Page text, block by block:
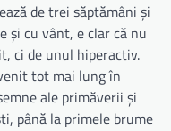
de trei săptămâni și
și cu vânt, e clar că nu
ci de unul hiperactiv.
tot mai lung în
ale primăverii și
până la primele brume